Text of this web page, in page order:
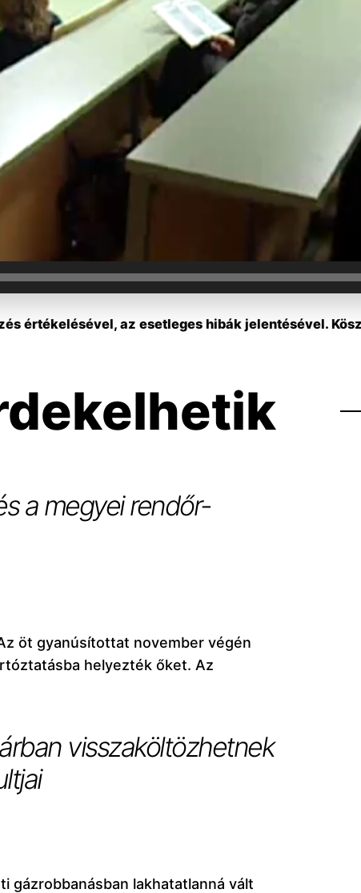
értékelésével, az esetleges hibák jelentésével.
a megyei rendőr-
öt gyanúsítottat november végén
helyezték őket. Az
visszaköltözhetnek
gázrobbanásban lakhatatlanná vált